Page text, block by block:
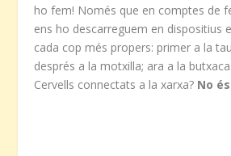
ho fem! Només que en comptes de
ens ho descarreguem en dispositius
cada cop més propers: primer a la
després a la motxilla; ara a la
Cervells connectats a la xarxa? No